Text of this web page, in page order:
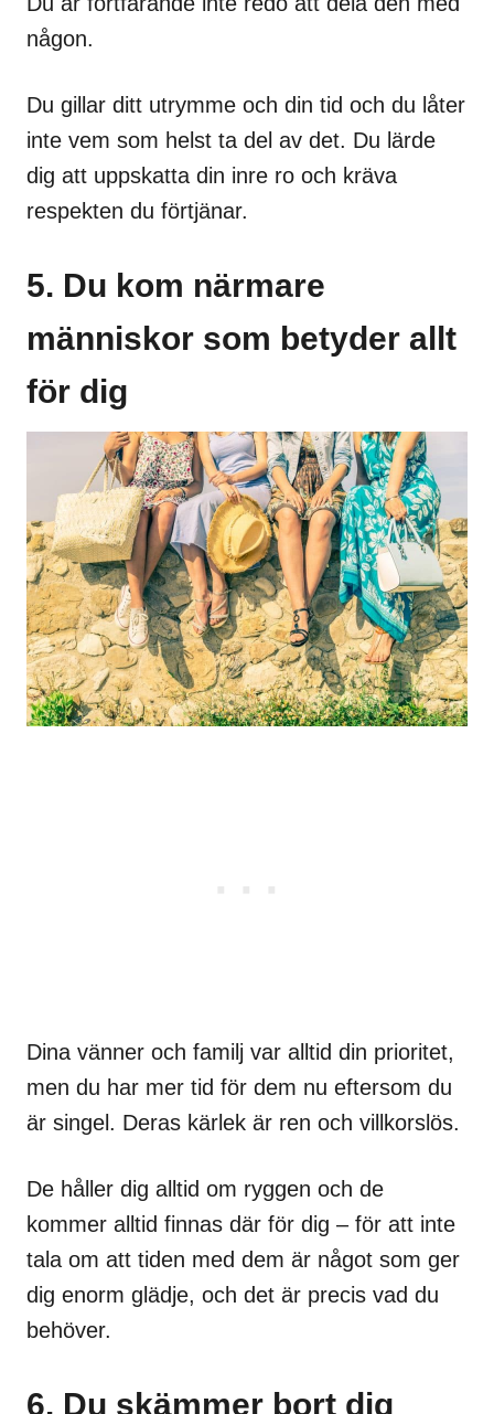
någon.
Du gillar ditt utrymme och din tid och du låter
inte vem som helst ta del av det. Du lärde
dig att uppskatta din inre ro och kräva
respekten du förtjänar.
5. Du kom närmare
människor som betyder allt
för dig
Dina vänner och familj var alltid din prioritet,
men du har mer tid för dem nu eftersom du
är singel. Deras kärlek är ren och villkorslös.
De håller dig alltid om ryggen och de
kommer alltid finnas där för dig – för att inte
tala om att tiden med dem är något som ger
dig enorm glädje, och det är precis vad du
behöver.
6. Du skämmer bort dig